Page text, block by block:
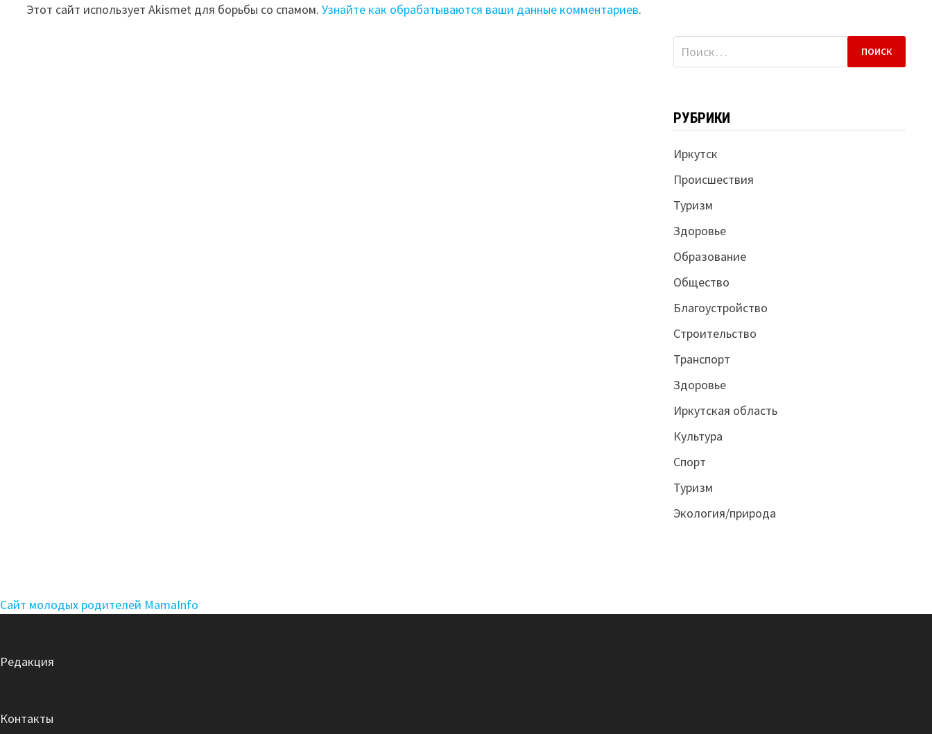
Этот сайт использует Akismet для борьбы со спамом.Узнайте как обрабатываются ваши данные комментариев.
Найти:
РУБРИКИ
Иркутск
Происшествия
Туризм
Здоровье
Образование
Общество
Благоустройство
Строительство
Транспорт
Здоровье
Иркутская область
Культура
Спорт
Туризм
Экология/природа
Сайт молодых родителей MamaInfo
Редакция
Контакты